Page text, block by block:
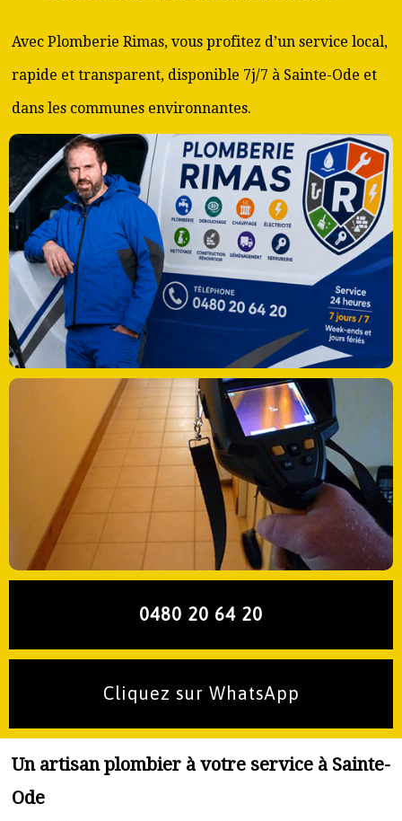
Avec Plomberie Rimas, vous profitez d’un service local,
rapide et transparent, disponible 7j/7 à Sainte-Ode et
dans les communes environnantes.
0480 20 64 20
Cliquez sur WhatsApp
Un artisan plombier à votre service à Sainte-
Ode